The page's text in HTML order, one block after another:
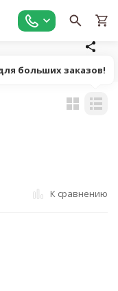
К сравнению
больших заказов!